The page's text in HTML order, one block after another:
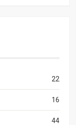
22
16
44